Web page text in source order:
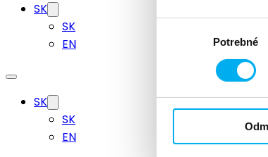
Potrebné
SK
SK
EN
SK
SK
EN